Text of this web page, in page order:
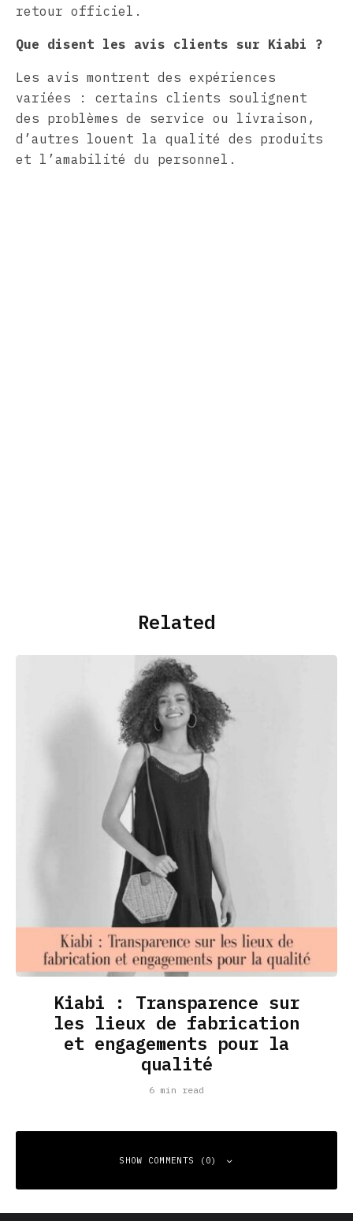
retour officiel.
Que disent les avis clients sur Kiabi ?
Les avis montrent des expériences
variées : certains clients soulignent
des problèmes de service ou livraison,
d’autres louent la qualité des produits
et l’amabilité du personnel.
Related
Kiabi : Transparence sur
les lieux de fabrication
et engagements pour la
qualité
6 min read
SHOW COMMENTS (0)